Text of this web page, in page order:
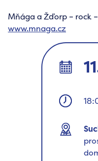
Mňága a Žďorp – rock
www.mnaga.cz